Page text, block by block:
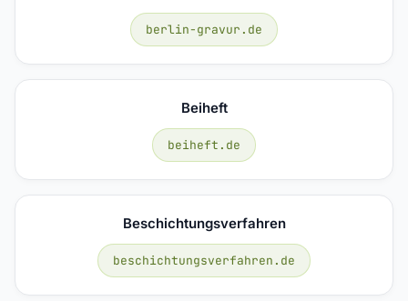
berlin-gravur.de
Beiheft
beiheft.de
Beschichtungsverfahren
beschichtungsverfahren.de